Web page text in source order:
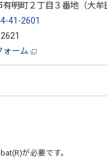
明町２丁目３番地（大牟
41-2601
ォーム
が必要です。